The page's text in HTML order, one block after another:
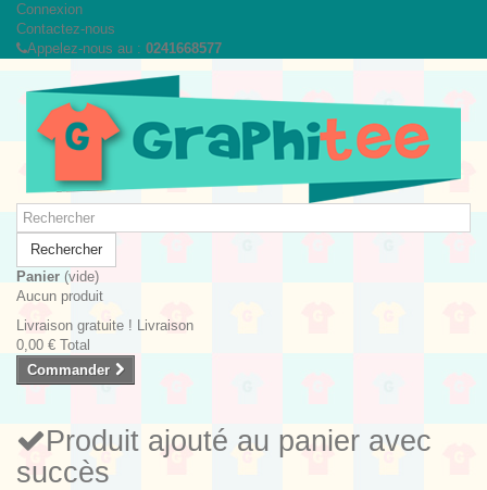
Connexion
Contactez-nous
Appelez-nous au : 0241668577
Rechercher
Panier (vide)
Aucun produit
Livraison gratuite ! Livraison
0,00 € Total
Commander
Produit ajouté au panier avec
succès